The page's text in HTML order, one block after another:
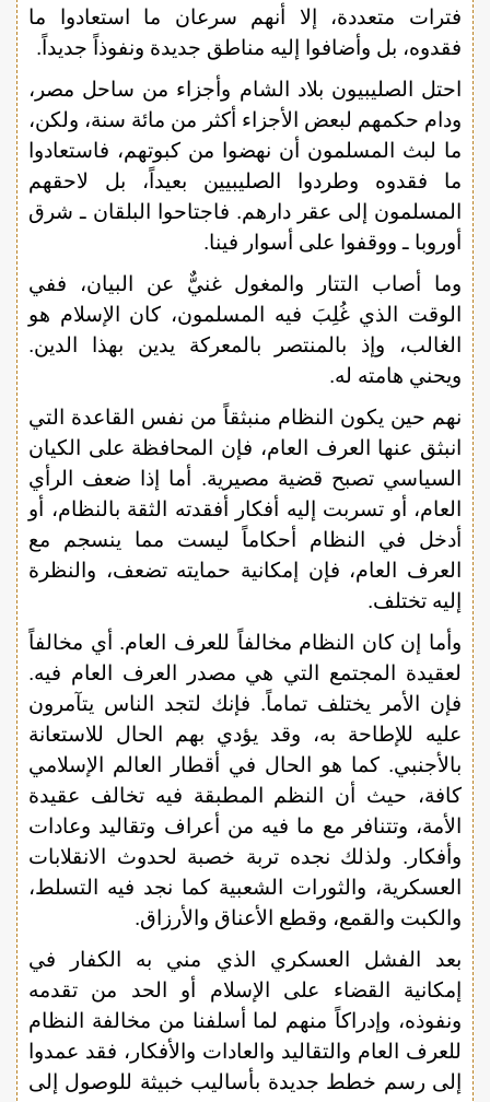
فترات متعددة، إلا أنهم سرعان ما استعادوا ما
فقدوه، بل وأضافوا إليه مناطق جديدة ونفوذاً جديداً.
احتل الصليبيون بلاد الشام وأجزاء من ساحل مصر،
ودام حكمهم لبعض الأجزاء أكثر من مائة سنة، ولكن،
ما لبث المسلمون أن نهضوا من كبوتهم، فاستعادوا
ما فقدوه وطردوا الصليبيين بعيداً، بل لاحقهم
المسلمون إلى عقر دارهم. فاجتاحوا البلقان ـ شرق
أوروبا ـ ووقفوا على أسوار فينا.
وما أصاب التتار والمغول غنيٌّ عن البيان، ففي
الوقت الذي غُلِبَ فيه المسلمون، كان الإسلام هو
الغالب، وإذ بالمنتصر بالمعركة يدين بهذا الدين.
ويحني هامته له.
نهم حين يكون النظام منبثقاً من نفس القاعدة التي
انبثق عنها العرف العام، فإن المحافظة على الكيان
السياسي تصبح قضية مصيرية. أما إذا ضعف الرأي
العام، أو تسربت إليه أفكار أفقدته الثقة بالنظام، أو
أدخل في النظام أحكاماً ليست مما ينسجم مع
العرف العام، فإن إمكانية حمايته تضعف، والنظرة
إليه تختلف.
وأما إن كان النظام مخالفاً للعرف العام. أي مخالفاً
لعقيدة المجتمع التي هي مصدر العرف العام فيه.
فإن الأمر يختلف تماماً. فإنك لتجد الناس يتآمرون
عليه للإطاحة به، وقد يؤدي بهم الحال للاستعانة
بالأجنبي. كما هو الحال في أقطار العالم الإسلامي
كافة، حيث أن النظم المطبقة فيه تخالف عقيدة
الأمة، وتتنافر مع ما فيه من أعراف وتقاليد وعادات
وأفكار. ولذلك نجده تربة خصبة لحدوث الانقلابات
العسكرية، والثورات الشعبية كما نجد فيه التسلط،
والكبت والقمع، وقطع الأعناق والأرزاق.
بعد الفشل العسكري الذي مني به الكفار في
إمكانية القضاء على الإسلام أو الحد من تقدمه
ونفوذه، وإدراكاً منهم لما أسلفنا من مخالفة النظام
للعرف العام والتقاليد والعادات والأفكار، فقد عمدوا
إلى رسم خطط جديدة بأساليب خبيثة للوصول إلى